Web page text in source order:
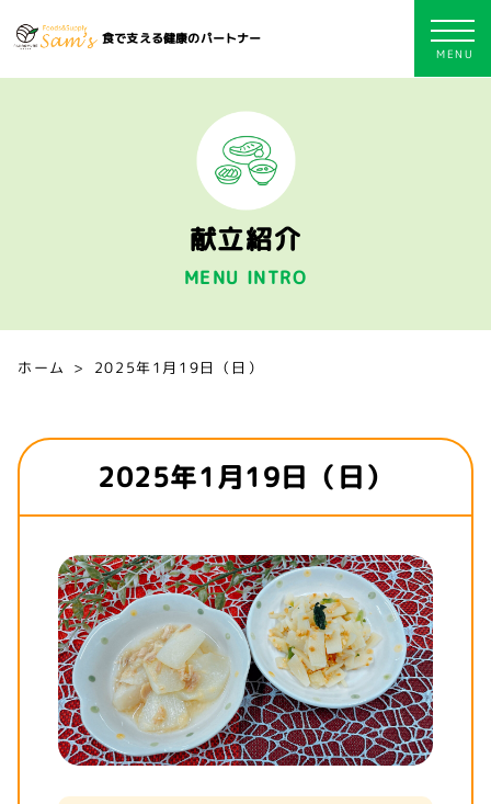
食で支える健康のパートナー
献立紹介
MENU INTRO
ホーム 2025年1月19日（日）
2025年1月19日（日）